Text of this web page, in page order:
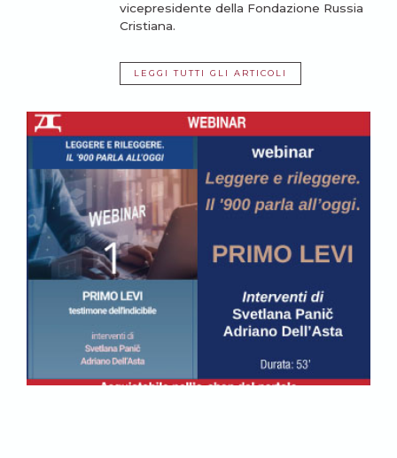
vicepresidente della Fondazione Russia
Cristiana.
LEGGI TUTTI GLI ARTICOLI